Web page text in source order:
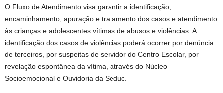
O Fluxo de Atendimento visa garantir a identificação,
encaminhamento, apuração e tratamento dos casos e atendimento
às crianças e adolescentes vítimas de abusos e violências. A
identificação dos casos de violências poderá ocorrer por denúncia
de terceiros, por suspeitas de servidor do Centro Escolar, por
revelação espontânea da vítima, através do Núcleo
Socioemocional e Ouvidoria da Seduc.